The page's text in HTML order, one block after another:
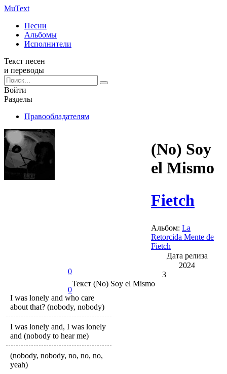
MuText
Песни
Альбомы
Исполнители
Текст песен
и переводы
Войти
Разделы
Правообладателям
0
0
(No) Soy
el Mismo
Fietch
Альбом: La
Retorcida Mente de
Fietch
Дата релиза
2024
3
Текст (No) Soy el Mismo
I was lonely and who care
about that? (nobody, nobody)
I was lonely and, I was lonely
and (nobody to hear me)
(nobody, nobody, no, no, no,
yeah)